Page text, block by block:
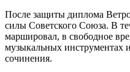
После защиты диплома
силы Советского Союза. В
маршировал, в свободное
музыкальных инструментах
сочинения.